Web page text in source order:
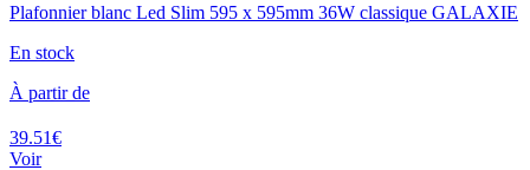
Plafonnier blanc Led Slim 595 x 595mm 36W classique GALAXIE
En stock
À partir de
39.51€
Voir